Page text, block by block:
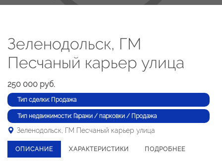
Зеленодольск, ГМ
Песчаный карьер улица
250 000 руб.
Тип сделки: Продажа
Тип недвижимости: Гаражи / парковки / Продажа
Зеленодольск, ГМ Песчаный карьер улица
ОПИСАНИЕ ХАРАКТЕРИСТИКИ ПОДРОБНЕЕ